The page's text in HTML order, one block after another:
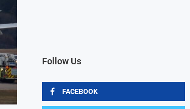
Follow Us
FACEBOOK